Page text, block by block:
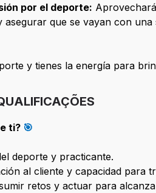
por el deporte:
que se vayan con una
y tienes la energía para
ti? 🎯
deporte y practicante.
al cliente y capacidad para
retos y actuar para